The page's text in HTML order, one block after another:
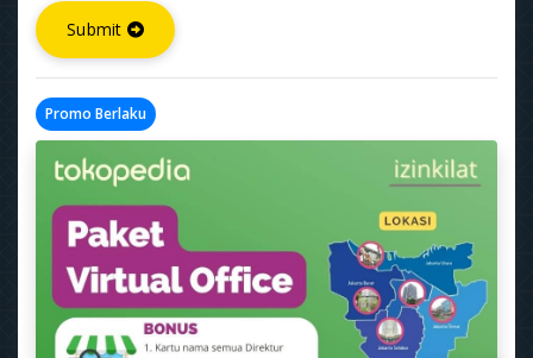
Submit
Promo Berlaku